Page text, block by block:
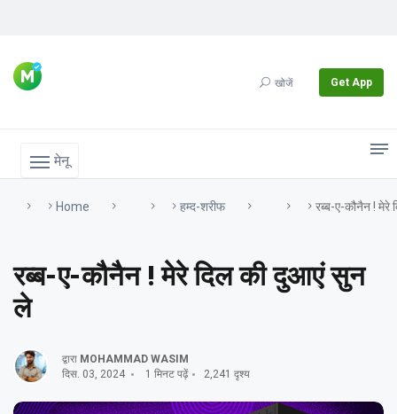
खोजें Get App
मेनू
Home हम्द-शरीफ रब्ब-ए-कौनैन !
रब्ब-ए-कौनैन ! मेरे दिल की दुआएं सुन
ले
द्वारा MOHAMMAD WASIM
दिस. 03, 2024
1 मिनट पढ़ें 2,241 दृश्य